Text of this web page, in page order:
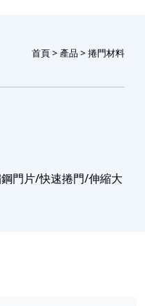
首頁> 產品 > 捲門材料
門片/快速捲門/伸縮大